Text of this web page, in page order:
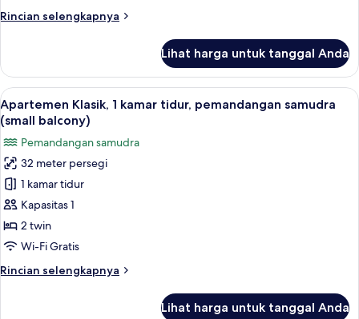
tidur
Rincian selengkapnya
Rincian
Apartemen
Klasik,
1
kamar
tidur
(small
balcony)
Lihat harga untuk tanggal Anda
Lihat
semua
foto
untuk
Apartemen
Klasik,
1
kamar
tidur,
samudra
Brankas, Wi-Fi gratis, dan seprai linen
9
Apartemen Klasik, 1 kamar tidur, pemandangan samudra
(small balcony)
Pemandangan samudra
32 meter persegi
1 kamar tidur
Kapasitas 1
2 twin
Wi-Fi Gratis
Rincian selengkapnya
Rincian
Lihat harga untuk tanggal Anda